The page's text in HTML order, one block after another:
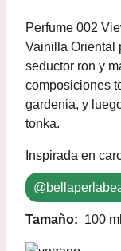
Perfume 002
Vainilla Oriental
seductor ron y
composiciones
gardenia, y
tonka.
Inspirada en
Tamaño: 100